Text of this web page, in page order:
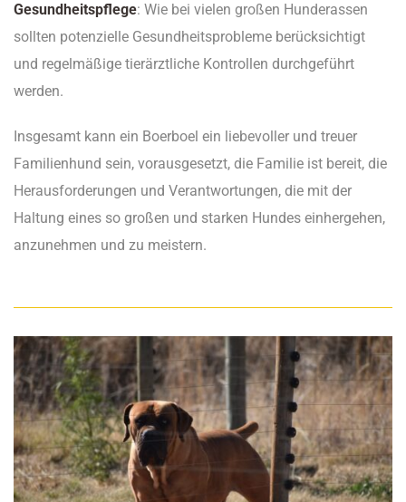
Gesundheitspflege: Wie bei vielen großen Hunderassen
sollten potenzielle Gesundheitsprobleme berücksichtigt
und regelmäßige tierärztliche Kontrollen durchgeführt
werden.
Insgesamt kann ein Boerboel ein liebevoller und treuer
Familienhund sein, vorausgesetzt, die Familie ist bereit, die
Herausforderungen und Verantwortungen, die mit der
Haltung eines so großen und starken Hundes einhergehen,
anzunehmen und zu meistern.